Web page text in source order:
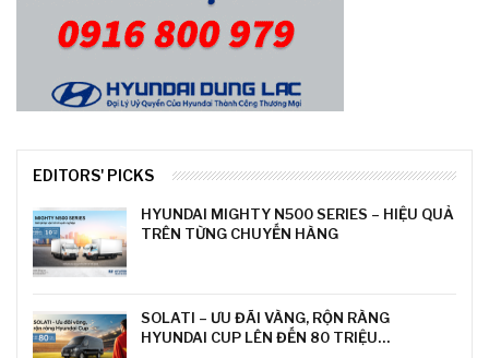
EDITORS' PICKS
HYUNDAI MIGHTY N500 SERIES – HIỆU QUẢ
TRÊN TỪNG CHUYẾN HÀNG
SOLATI – ƯU ĐÃI VÀNG, RỘN RÀNG
HYUNDAI CUP LÊN ĐẾN 80 TRIỆU…